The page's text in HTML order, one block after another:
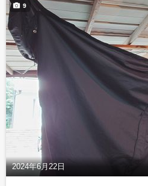
2024年6月22日
9